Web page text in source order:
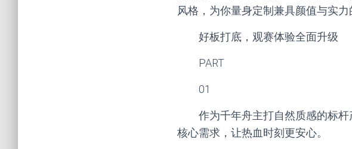
风格，为你量身定制兼具颜值与实力
好板打底，观赛体验全面升级
PART
01
作为千年舟主打自然质感的标
核心需求，让热血时刻更安心。